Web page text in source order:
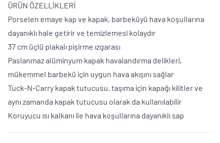
ÜRÜN ÖZELLİKLERİ
Porselen emaye kap ve kapak, barbeküyü hava koşullarına
dayanıklı hale getirir ve temizlemesi kolaydır
37 cm üçlü plakalı pişirme ızgarası
Paslanmaz alüminyum kapak havalandırma delikleri,
mükemmel barbekü için uygun hava akışını sağlar
Tuck-N-Carry kapak tutucusu, taşıma için kapağı kilitler ve
aynı zamanda kapak tutucusu olarak da kullanılabilir
Koruyucu ısı kalkanı ile hava koşullarına dayanıklı sap